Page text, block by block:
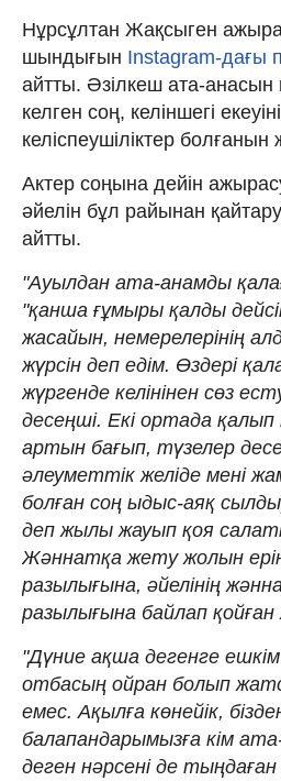
Нұрсұлтан Жақсыген
шындығын Instagram-дағы
айтты. Әзілкеш ата-анасын
келген соң, келіншегі
келіспеушіліктер болғанын
Актер соңына дейін
әйелін бұл райынан
айтты.
"Ауылдан ата-анамды
"қанша ғұмыры қалды
жасайын, немерелерінің
жүрсін деп едім. Өздері
жүргенде келінінен сөз
десеңші. Екі ортада қалып
артын бағып, түзелер
әлеуметтік желіде мені
болған соң ыдыс-аяқ
деп жылы жауып қоя
Жәннатқа жету жолын
разылығына, әйелінің
разылығына байлап қойған
"Дүние ақша дегенге
отбасың ойран болып
емес. Ақылға көнейік,
балапандарымызға кім
деген нәрсені де